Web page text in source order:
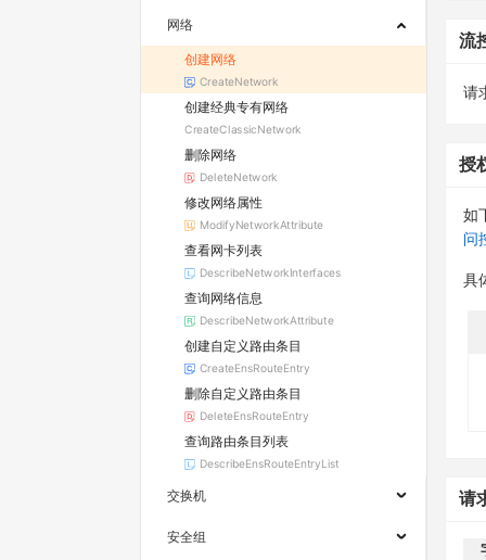
网络
创建网络
CreateNetwork
创建经典专有网络
CreateClassicNetwork
删除网络
DeleteNetwork
修改网络属性
ModifyNetworkAttribute
查看网卡列表
DescribeNetworkInterfaces
查询网络信息
DescribeNetworkAttribute
创建自定义路由条目
CreateEnsRouteEntry
删除自定义路由条目
DeleteEnsRouteEntry
查询路由条目列表
DescribeEnsRouteEntryList
交换机
安全组
流
请
授
如
问
具
请